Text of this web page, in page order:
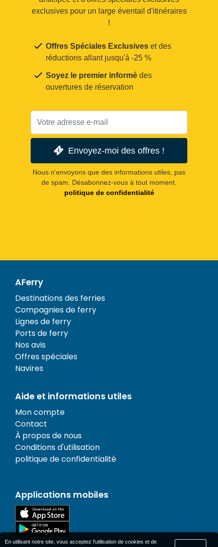
exclusives pour un large éventail d'itinéraires
!
Offres Spéciales Exclusives et des
réductions allant jusqu'à -25 %
Soyez le premier informé des
ouvertures de réservation
Envoyez-moi des offres !
Nous n'envoyons que des informations utiles, pas
de spam. Désabonnez-vous à tout moment.
politique de confidentialité
AFerry
Destinations des ferries
Compagnies de ferry
Lignes de ferry
Ports de ferry
Nos avis
Offres spéciales
Navires
Aide et informations utiles
Mon compte
Contact
À propos de nous
Conditions d'utilisation
politique de confidentialité
Applications mobiles
En utilisant notre site, vous acceptez l'utilisation de cookies et de